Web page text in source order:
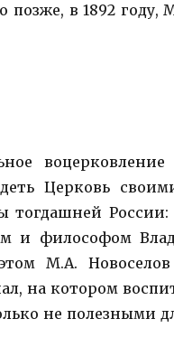
позже, в 1892 году,
Церковь
тогдашней
и философом
М.А.
на котором
не полезными